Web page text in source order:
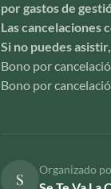
por gastos de
Las cancelaciones
Si no puedes
Bono por
Bono por
S
Organizado